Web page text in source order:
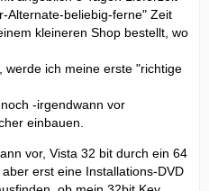
Alternate-beliebig-ferne" Zeit
kleineren Shop bestellt, wo
werde ich meine erste "richtige
-irgendwann vor
einbauen.
vor, Vista 32 bit durch ein 64
erst eine Installations-DVD